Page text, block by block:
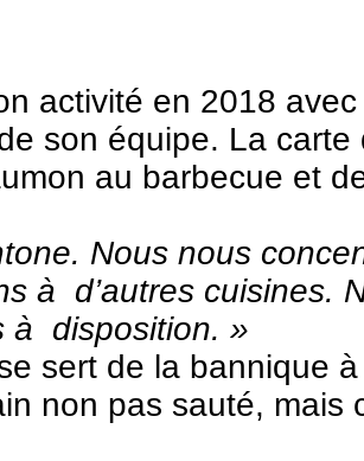
activité en 2018
son équipe. La carte
au barbecue et
Nous nous
à d’autres cuisines.
à disposition. »
sert de la bannique
non pas sauté, mais